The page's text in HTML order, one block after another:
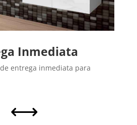
Inmediata
entrega inmediata para
,